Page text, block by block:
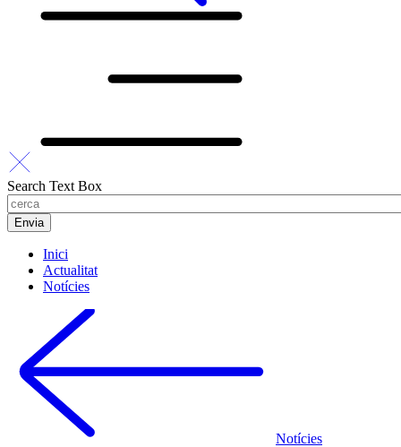
Search Text Box
Inici
Actualitat
Notícies
Notícies